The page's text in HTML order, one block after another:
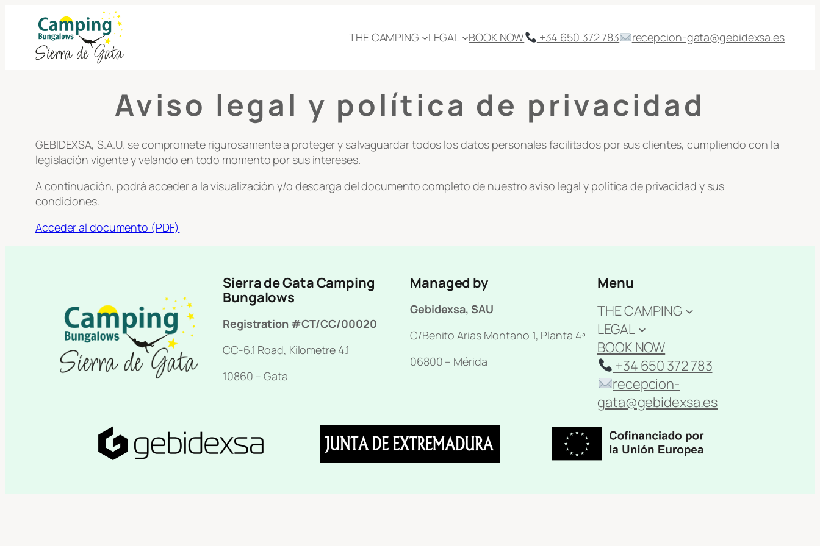
content
THE CAMPING LEGAL BOOK NOW +34 650 372 783 recepcion-gata@gebidexsa.es
Aviso legal y política de privacidad
GEBIDEXSA, S.A.U. se compromete rigurosamente a proteger y salvaguardar todos los datos personales facilitados por sus clientes, cumpliendo con la
legislación vigente y velando en todo momento por sus intereses.
A continuación, podrá acceder a la visualización y/o descarga del documento completo de nuestro aviso legal y política de privacidad y sus
condiciones.
Acceder al documento (PDF)
Sierra de Gata Camping
Bungalows
Registration #CT/CC/00020
CC-6.1 Road, Kilometre 4.1
10860 – Gata
Managed by
Gebidexsa, SAU
C/Benito Arias Montano 1, Planta 4ª
06800 – Mérida
Menu
THE CAMPING
LEGAL
BOOK NOW
+34 650 372 783
recepcion-
gata@gebidexsa.es